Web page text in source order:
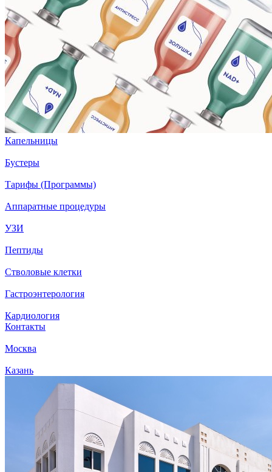
Капельницы
Бустеры
Тарифы (Программы)
Аппаратные процедуры
УЗИ
Пептиды
Стволовые клетки
Гастроэнтерология
Кардиология
Контакты
Москва
Казань